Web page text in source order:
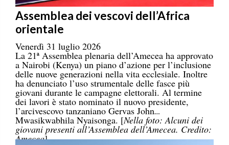
Assemblea dei vescovi dell’Africa
orientale
Venerdì 31 luglio 2026
La 21ª Assemblea plenaria dell’Amecea ha approvato
a Nairobi (Kenya) un piano d’azione per l’inclusione
delle nuove generazioni nella vita ecclesiale. Inoltre
ha denunciato l’uso strumentale delle fasce più
giovani durante le campagne elettorali. Al termine
dei lavori è stato nominato il nuovo presidente,
l’arcivescovo tanzaniano Gervas John
Mwasikwabhila Nyaisonga. [Nella foto: Alcuni dei
giovani presenti all’Assemblea dell’Amecea. Credito:
Amecea]